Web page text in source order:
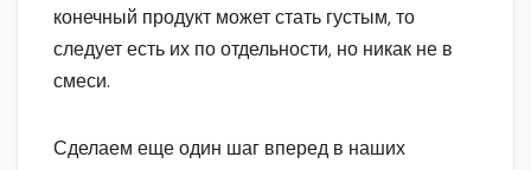
конечный продукт может стать густым, то
следует есть их по отдельности, но никак не в
смеси.
Сделаем еще один шаг вперед в наших